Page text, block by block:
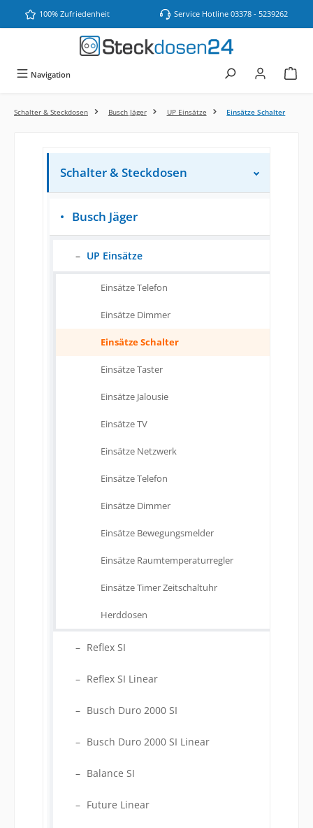
Zum Hauptinhalt springen
100% Zufriedenheit Service Hotline 03378 - 5239262
Navigation
Schalter & Steckdosen Busch Jäger UP Einsätze Einsätze Schalter
Schalter & Steckdosen
Busch Jäger
UP Einsätze
Einsätze Telefon
Einsätze Dimmer
Einsätze Schalter
Einsätze Taster
Einsätze Jalousie
Einsätze TV
Einsätze Netzwerk
Einsätze Telefon
Einsätze Dimmer
Einsätze Bewegungsmelder
Einsätze Raumtemperaturregler
Einsätze Timer Zeitschaltuhr
Herddosen
Reflex SI
Reflex SI Linear
Busch Duro 2000 SI
Busch Duro 2000 SI Linear
Balance SI
Future Linear